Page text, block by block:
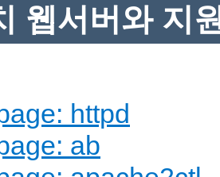
웹서버와 지
httpd
ab